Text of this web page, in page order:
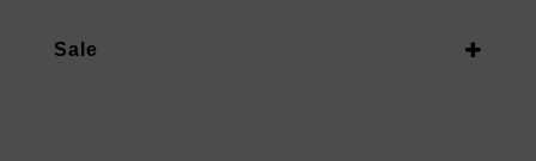
Auf Nachbestellung
Sale